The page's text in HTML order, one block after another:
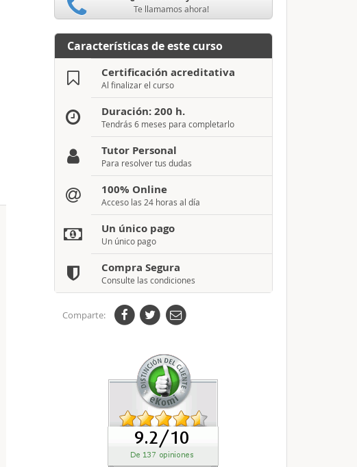
Te llamamos ahora!
Características de este curso
Certificación acreditativa
Al finalizar el curso
Duración: 200 h.
Tendrás 6 meses para completarlo
Tutor Personal
Para resolver tus dudas
100% Online
Acceso las 24 horas al día
Un único pago
Un único pago
Compra Segura
Consulte las condiciones
Comparte: